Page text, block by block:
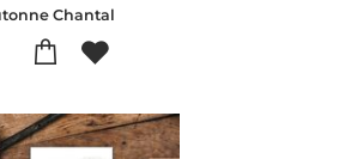
Chantal